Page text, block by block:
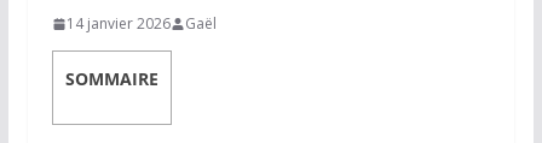
14 janvier 2026 Gaël
SOMMAIRE